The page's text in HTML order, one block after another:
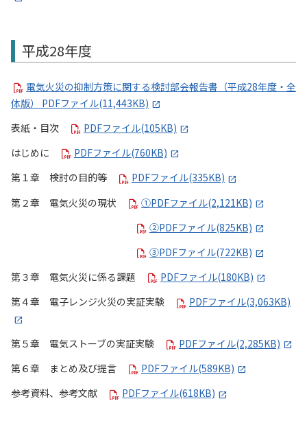
平成28年度
電気火災の抑制方策に関する検討部会報告書（平成28年度・全
体版） PDFファイル(11,443KB)
表紙・目次
PDFファイル(105KB)
はじめに
PDFファイル(760KB)
第１章 検討の目的等
PDFファイル(335KB)
第２章 電気火災の現状
①PDFファイル(2,121KB)
②PDFファイル(825KB)
③PDFファイル(722KB)
第３章 電気火災に係る課題
PDFファイル(180KB)
第４章 電子レンジ火災の実証実験
PDFファイル(3,063KB)
第５章 電気ストーブの実証実験
PDFファイル(2,285KB)
第６章 まとめ及び提言
PDFファイル(589KB)
参考資料、参考文献
PDFファイル(618KB)